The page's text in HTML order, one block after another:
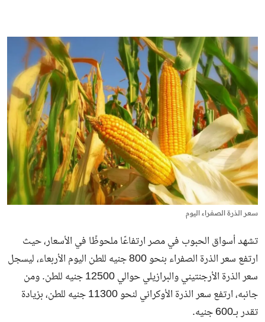
سعر الذرة الصفراء اليوم
تشهد أسواق الحبوب في مصر ارتفاعًا ملحوظًا في الأسعار، حيث
ارتفع سعر الذرة الصفراء بنحو 800 جنيه للطن اليوم الأربعاء، ليسجل
سعر الذرة الأرجنتيني والبرازيلي حوالي 12500 جنيه للطن. ومن
جانبه، ارتفع سعر الذرة الأوكراني لنحو 11300 جنيه للطن، بزيادة
تقدر بـ600 جنيه.